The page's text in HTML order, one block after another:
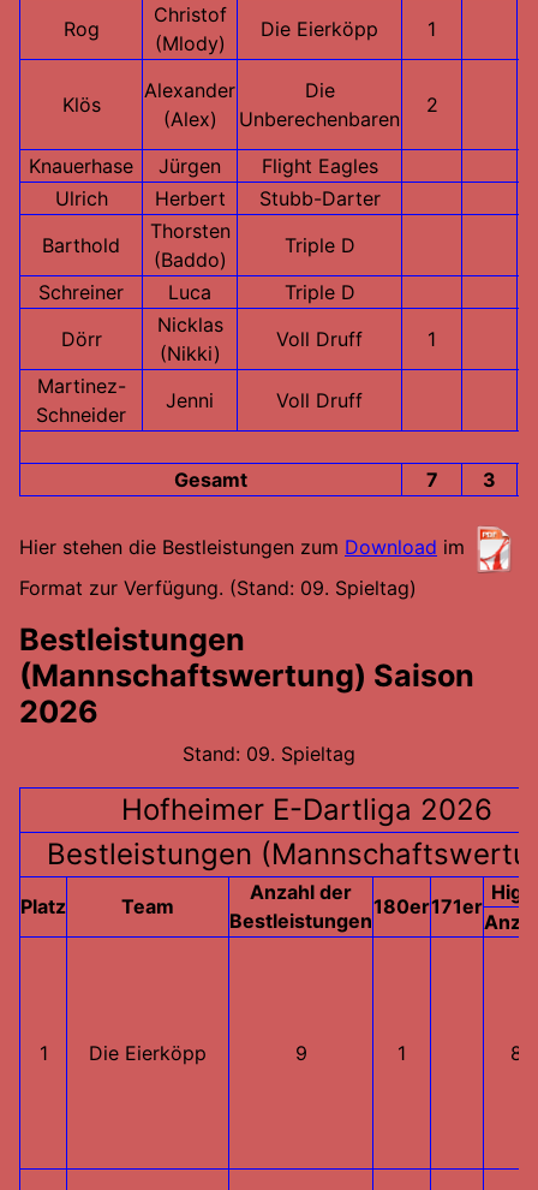
Rog
Christof
(Mlody)
Die Eierköpp 1
Klös
Alexander
(Alex)
Die
Unberechenbaren
2
Knauerhase Jürgen
Flight Eagles
Ulrich
Herbert
Stubb-Darter
Barthold
Thorsten
(Baddo)
Triple D
Schreiner
Luca
Triple D
Dörr
Nicklas
(Nikki)
Voll Druff
1
Martinez-
Schneider
Jenni Voll Druff
Gesamt 7 3
Hier stehen die Bestleistungen zum Download im
Format zur Verfügung. (Stand: 09. Spieltag)
Bestleistungen
(Mannschaftswertung) Saison
2026
Stand: 09. Spieltag
Hofheimer E-Dartliga 2026
Bestleistungen
Platz Team
Anzahl der
Bestleistungen
180er171er
1 Die Eierköpp 9 1 8